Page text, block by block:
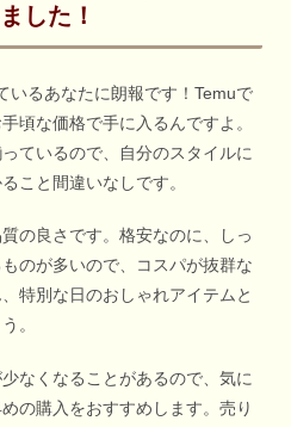
した！
いるあなたに朗報です！Temuで
頃な価格で手に入るんですよ。
ているので、自分のスタイルに
こと間違いなしです。
の良さです。格安なのに、しっ
のが多いので、コスパが抜群な
特別な日のおしゃれアイテムと
。
なくなることがあるので、気に
の購入をおすすめします。売り